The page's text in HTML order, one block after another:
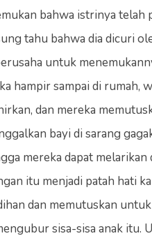
bahwa istrinya telah
tahu bahwa dia dicuri
untuk
hampir sampai di rumah,
dan mereka
bayi di sarang
mereka dapat melarikan
itu menjadi patah hati
dan memutuskan
sisa-sisa anak itu.